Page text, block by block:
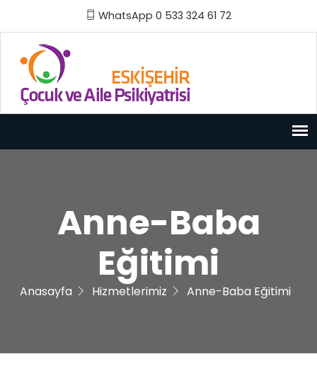
WhatsApp 0 533 324 61 72
Anne-Baba
Eğitimi
Anasayfa Hizmetlerimiz Anne-Baba Eğitimi